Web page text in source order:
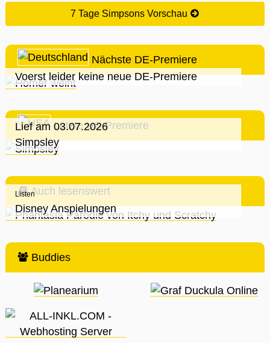
7 Tage Simpsons Vorschau
Nächste DE-Premiere
Voerst leider keine neue DE-Premiere
Letzte US-Premiere
Lief am 03.07.2026
Simpsley
Auch lesenswert
Listen
Disney Anspielungen
Buddies